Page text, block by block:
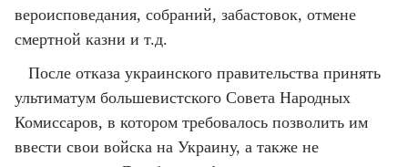
вероисповедания, собраний, забастовок, отмене
смертной казни и т.д.
После отказа украинского правительства принять
ультиматум большевистского Совета Народных
Комиссаров, в котором требовалось позволить им
ввести свои войска на Украину, а также не